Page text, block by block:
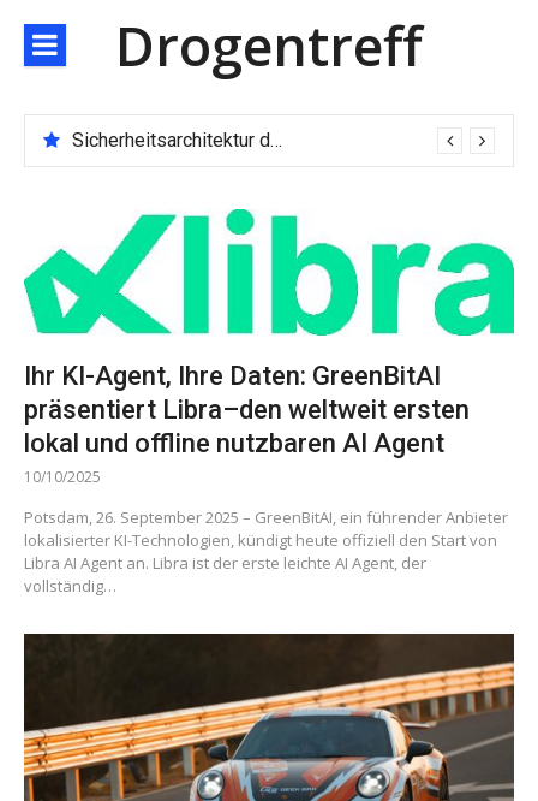
zum
Inhalt
Drogentreff
Sicherheitsarchitektur der nächsten Generation: JARXE kombiniert Multi-Wallet und MPC als Schutzschild für digitales Vertrauen
Ihr KI-Agent, Ihre Daten: GreenBitAI
präsentiert Libra–den weltweit ersten
lokal und offline nutzbaren AI Agent
10/10/2025
Potsdam, 26. September 2025 – GreenBitAI, ein führender Anbieter
lokalisierter KI-Technologien, kündigt heute offiziell den Start von
Libra AI Agent an. Libra ist der erste leichte AI Agent, der
vollständig…